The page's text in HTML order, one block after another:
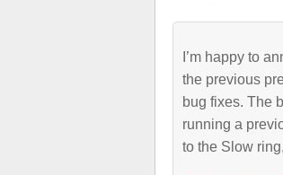
I’m happy to
the previous
bug fixes. The
running a
to the Slow